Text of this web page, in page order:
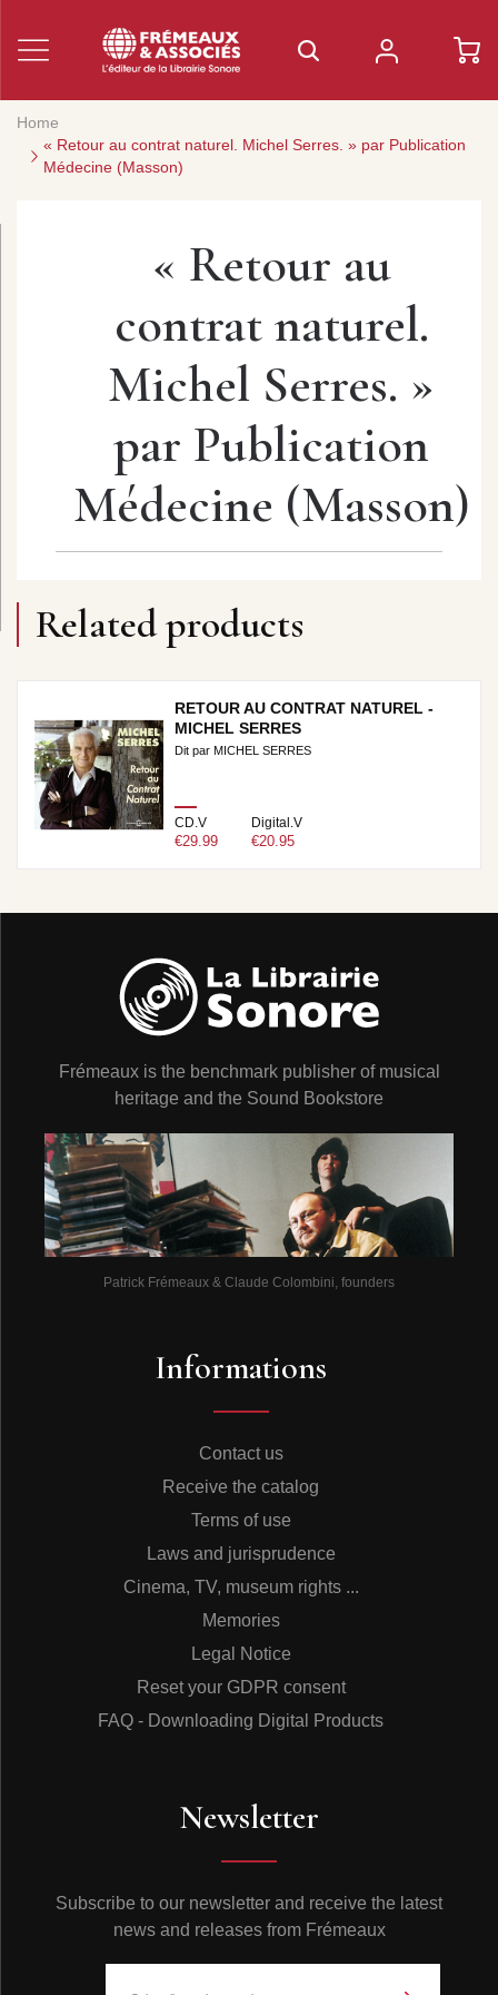
Home
« Retour au contrat naturel. Michel Serres. » par Publication
Médecine (Masson)
« Retour au
contrat naturel.
Michel Serres. »
par Publication
Médecine (Masson)
Related products
RETOUR AU CONTRAT NATUREL -
MICHEL SERRES
Dit par MICHEL SERRES
CD.V
€29.99
Digital.V
€20.95
Frémeaux is the benchmark publisher of musical
heritage and the Sound Bookstore
Patrick Frémeaux & Claude Colombini, founders
Informations
Contact us
Receive the catalog
Terms of use
Laws and jurisprudence
Cinema, TV, museum rights ...
Memories
Legal Notice
Reset your GDPR consent
FAQ - Downloading Digital Products
Newsletter
Subscribe to our newsletter and receive the latest
news and releases from Frémeaux